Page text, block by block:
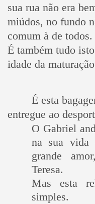
sua rua não era
miúdos, no fundo
comum à de
É também tudo
idade da
É esta
entregue ao
O Gabriel
na sua vida
grande
Teresa.
Mas esta
simples.